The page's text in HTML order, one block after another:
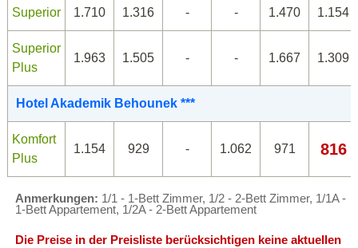
Superior 1.710 1.316 - - 1.470 1.154
Superior
Plus
1.963 1.505 - - 1.667 1.309
Hotel Akademik Behounek ***
Komfort
Plus
1.154 929 - 1.062 971 816
Anmerkungen: 1/1 - 1-Bett Zimmer, 1/2 - 2-Bett Zimmer, 1/1A -
1-Bett Appartement, 1/2A - 2-Bett Appartement
Die Preise in der Preisliste berücksichtigen keine aktuellen